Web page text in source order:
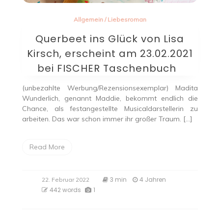
Allgemein/ Liebesroman
Querbeet ins Glück von Lisa
Kirsch, erscheint am 23.02.2021
bei FISCHER Taschenbuch
(unbezahlte Werbung/Rezensionsexemplar) Madita
Wunderlich, genannt Maddie, bekommt endlich die
Chance, als festangestellte Musicaldarstellerin zu
arbeiten. Das war schon immer ihr großer Traum. […]
Read More
22. Februar 2022 3 min
4 Jahren
442 words
1